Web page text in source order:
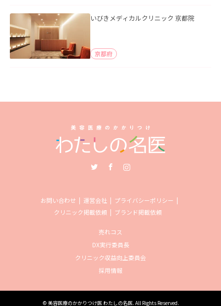
いびきメディカルクリニック 京都院
京都府
お問い合わせ 運営会社
プライバシーポリシー
クリニック掲載依頼
ブランド掲載依頼
売れコス
DX実行委員長
クリニック収益向上委員会
採用情報
© 美容医療のかかりつけ医 わたしの名医. All Rights Reserved.